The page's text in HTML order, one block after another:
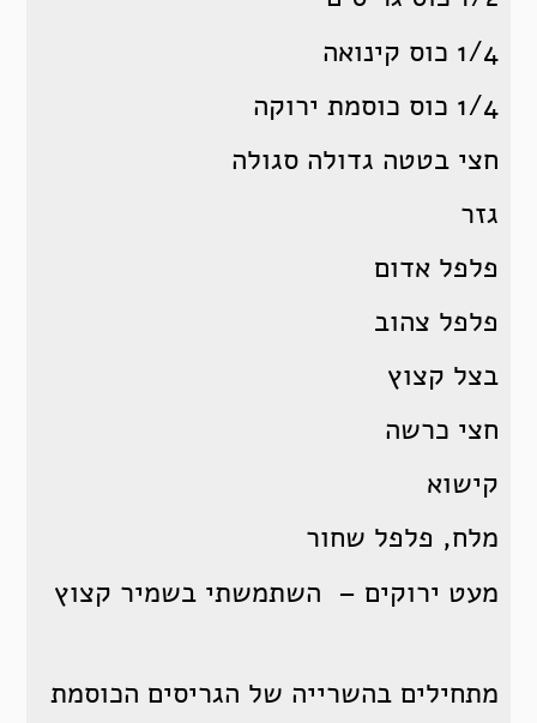
1/4 כוס קינואה
1/4 כוס כוסמת ירוקה
חצי בטטה גדולה סגולה
גזר
פלפל אדום
פלפל צהוב
בצל קצוץ
חצי כרשה
קישוא
מלח, פלפל שחור
מעט ירוקים – השתמשתי בשמיר קצוץ
מתחילים בהשרייה של הגריסים הכוסמת